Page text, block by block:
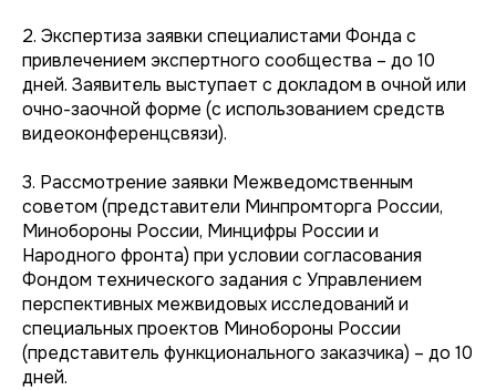
2. Экспертиза заявки специалистами Фонда с
привлечением экспертного сообщества – до 10
дней. Заявитель выступает с докладом в очной или
очно-заочной форме (с использованием средств
видеоконференцсвязи).
3. Рассмотрение заявки Межведомственным
советом (представители Минпромторга России,
Минобороны России, Минцифры России и
Народного фронта) при условии согласования
Фондом технического задания с Управлением
перспективных межвидовых исследований и
специальных проектов Минобороны России
(представитель функционального заказчика) – до 10
дней.